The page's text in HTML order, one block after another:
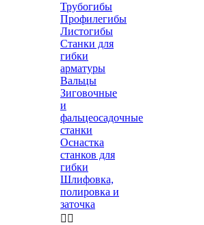
Трубогибы
Профилегибы
Листогибы
Станки для
гибки
арматуры
Вальцы
Зиговочные
и
фальцеосадочные
станки
Оснастка
станков для
гибки
Шлифовка,
полировка и
заточка
 